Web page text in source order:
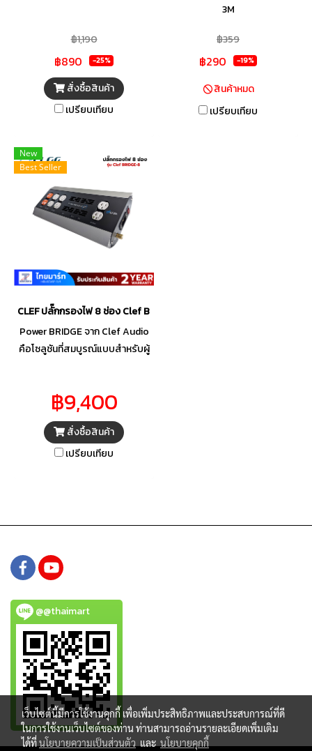
฿1,190
฿890 -25%
สั่งซื้อสินค้า
เปรียบเทียบ
3M
฿359
฿290 -19%
สินค้าหมด
เปรียบเทียบ
New
Best Seller
CLEF ปลั๊กกรองไฟ 8 ช่อง Clef BRIDGE-8-20A
Power BRIDGE จาก Clef Audio
คือโซลูชันที่สมบูรณ์แบบสำหรับผู้
อย่างมีประสิทธิภาพ ในราคาที่คุ้ม
ค่า แม้จะมีราคาที่จับต้องได้ แต่เรา
ยังคงยึดมั่นในมาตรฐานคุณภาพ
โดยแต่ละยูนิตมาพร้อมระบบ
FILTER II และ ZX-FILTER ซึ่งช่วย
ต่าง ๆ ผ่านสายไฟหลัก
฿9,400
สั่งซื้อสินค้า
เปรียบเทียบ
@@thaimart
เว็บไซต์นี้มีการใช้งานคุกกี้ เพื่อเพิ่มประสิทธิภาพและประสบการณ์ที่ดี
ในการใช้งานเว็บไซต์ของท่าน ท่านสามารถอ่านรายละเอียดเพิ่มเติม
ได้ที่นโยบายความเป็นส่วนตัว และ นโยบายคุกกี้